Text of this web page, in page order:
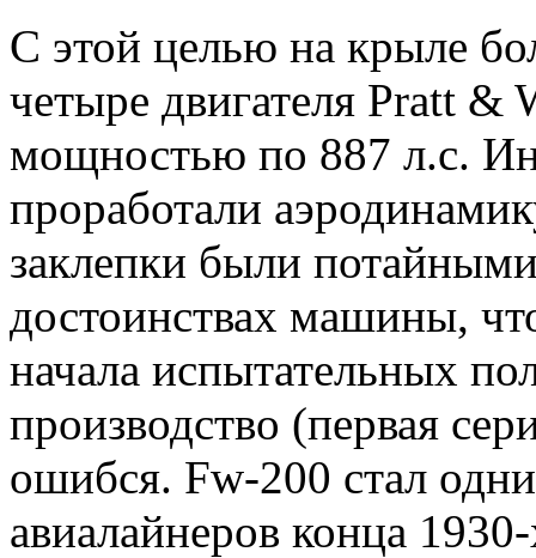
С этой целью на крыле
четыре двигателя Pratt
мощностью по 887 л.с.
проработали
заклепки были
достоинствах машины,
начала испытательных
производство (первая
ошибся. Fw-200 стал
авиалайнеров конца